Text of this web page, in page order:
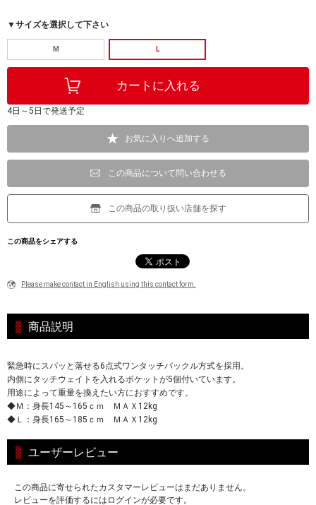
▼サイズを選択して下さい
M L
4日～5日で発送予定
お気に入りへ追加する
この商品について問い合わせる
この商品の取り扱い店舗を探す
この商品をシェアする
Please make contact in English using this contact form.
商品説明
緊急時にスパッと落せる6点式ワンタッチバックル方式を採用。
内側にタッチウェイトを入れるポケットが5個付いています。
用途によって重量を換えたい方におすすめです。
◆Ｍ：身長145～165ｃｍ ＭＡＸ12kg
◆Ｌ：身長165～185ｃｍ ＭＡＸ12kg
ユーザーレビュー
この商品に寄せられたカスタマーレビューはまだありません。
レビューを評価するにはログインが必要です。